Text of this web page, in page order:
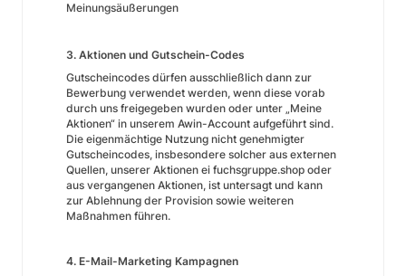
Meinungsäußerungen
3. Aktionen und Gutschein-Codes
Gutscheincodes dürfen ausschließlich dann zur
Bewerbung verwendet werden, wenn diese vorab
durch uns freigegeben wurden oder unter „Meine
Aktionen“ in unserem Awin-Account aufgeführt sind.
Die eigenmächtige Nutzung nicht genehmigter
Gutscheincodes, insbesondere solcher aus externen
Quellen, unserer Aktionen ei fuchsgruppe.shop oder
aus vergangenen Aktionen, ist untersagt und kann
zur Ablehnung der Provision sowie weiteren
Maßnahmen führen.
4. E-Mail-Marketing Kampagnen